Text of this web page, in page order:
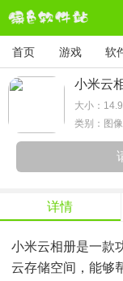
首页 游戏 软
小米云
大小：
类别：图
详情
小米云相册是一款
云存储空间，能够